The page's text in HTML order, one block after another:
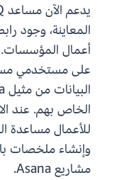
المعاينة، وجود
أعمال
للأعمال مساعدة
وإنشاء ملخصات
مشاريع Asana.